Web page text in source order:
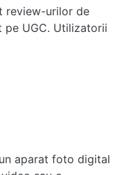
review-urilor de
UGC. Utilizatorii
aparat foto digital